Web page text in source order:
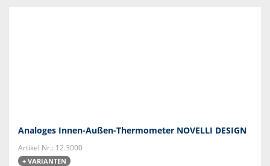
Analoges Innen-Außen-Thermometer NOVELLI DESIGN
Artikel Nr.: 12.3000
+ VARIANTEN